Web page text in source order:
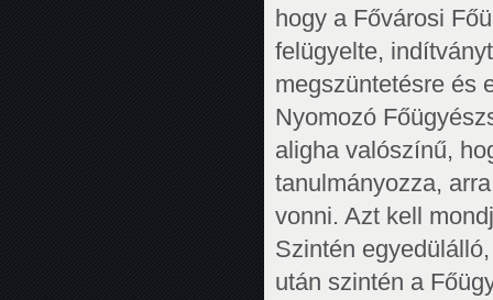
hogy a Fővárosi
felügyelte,
megszüntetésre és
Nyomozó
aligha valószínű,
tanulmányozza,
vonni. Azt kell
Szintén
után szintén a